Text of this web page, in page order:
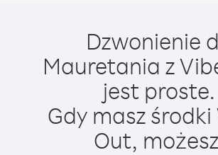
Dzwonienie
Mauretania z
jest proste.
Gdy masz
Out,